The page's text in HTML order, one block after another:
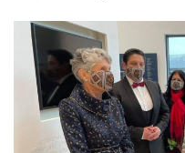
o
w
o
n
X
a
n
e
m
a